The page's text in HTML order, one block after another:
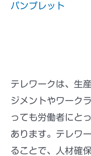
パンプレット
テレワークは、生
ジメントやワーク
っても労働者にと
あります。テレワ
ることで、人材確